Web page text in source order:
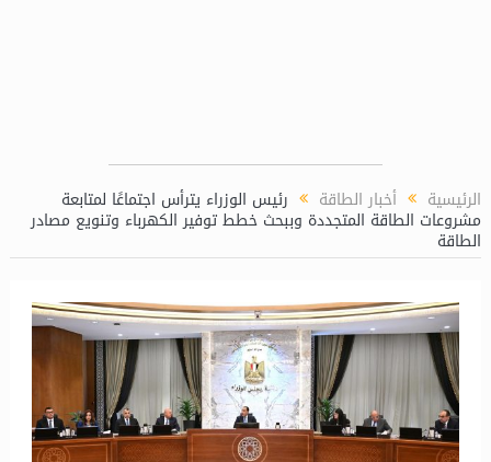
الرئيسية أخبار الطاقة رئيس الوزراء يترأس اجتماعًا لمتابعة
مشروعات الطاقة المتجددة وببحث خطط توفير الكهرباء وتنويع مصادر
الطاقة